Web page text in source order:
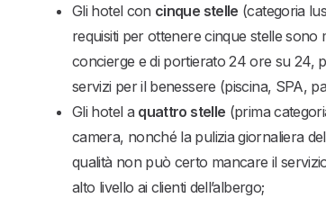
Gli hotel con cinque stelle (categoria
requisiti per ottenere cinque stelle
concierge e di portierato 24 ore su 24,
servizi per il benessere (piscina, SPA,
Gli hotel a quattro stelle (prima
camera, nonché la pulizia giornaliera
qualità non può certo mancare il
alto livello ai clienti dell’albergo;